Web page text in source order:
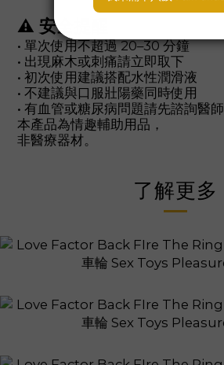
⚠ 安全提醒
• 單次使用不超過 20–30 分鐘
• 出現麻木或刺痛請立即取下
• 初次使用建議搭配水性潤滑液
• 不建議與口服壯陽藥同時使用
• 有血管或糖尿病問題請先諮詢醫師
本產品為情趣輔助用品，
非醫療器材。
了解更多